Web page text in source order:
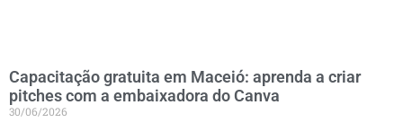
Capacitação gratuita em Maceió: aprenda a criar
pitches com a embaixadora do Canva
30/06/2026